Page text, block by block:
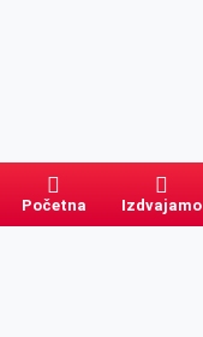
Početna Izdvajamo